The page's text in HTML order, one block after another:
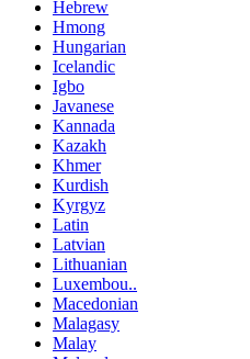
Hebrew
Hmong
Hungarian
Icelandic
Igbo
Javanese
Kannada
Kazakh
Khmer
Kurdish
Kyrgyz
Latin
Latvian
Lithuanian
Luxembou..
Macedonian
Malagasy
Malay